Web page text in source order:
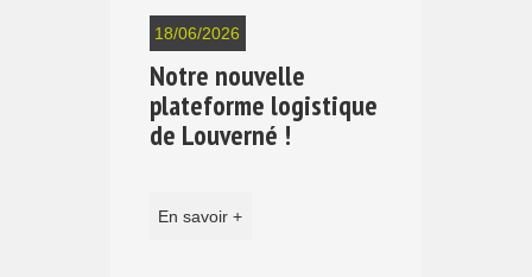
18/06/2026
Notre nouvelle
plateforme logistique
de Louverné !
En savoir +